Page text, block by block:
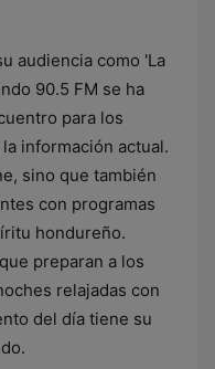
audiencia como 'La
90.5 FM se ha
para los
información actual.
sino que también
con programas
hondureño.
preparan a los
relajadas con
del día tiene su